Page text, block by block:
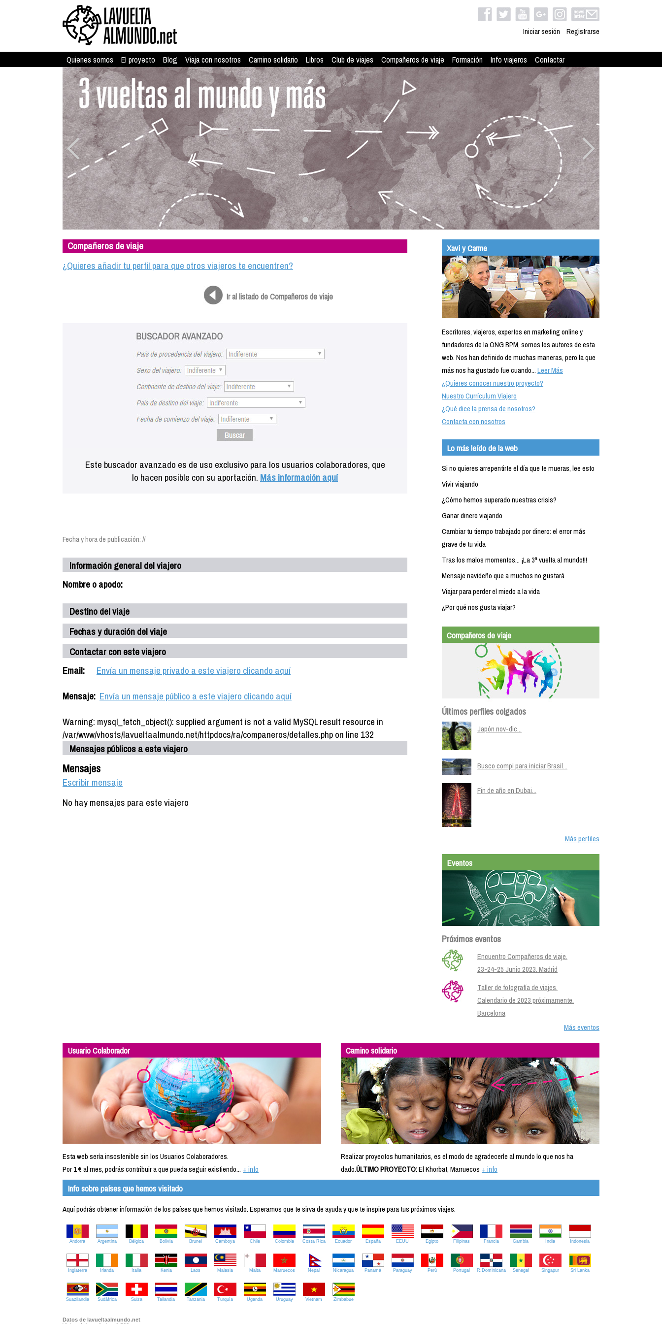
Iniciar sesión Registrarse
Quienes somos El proyecto Blog Viaja con nosotros Camino solidario Libros Club de viajes Compañeros de viaje Formación Info viajeros Contactar
Compañeros de viaje
¿Quieres añadir tu perfil para que otros viajeros te encuentren?
Ir al listado de Compañeros de viaje
Este buscador avanzado es de uso exclusivo para los usuarios colaboradores, que
lo hacen posible con su aportación. Más información aquí
Fecha y hora de publicación: //
Información general del viajero
Nombre o apodo:
Destino del viaje
Fechas y duración del viaje
Contactar con este viajero
Email:
Envía un mensaje privado a este viajero clicando aquí
Mensaje: Envía un mensaje público a este viajero clicando aquí
Warning: mysql_fetch_object(): supplied argument is not a valid MySQL result resource in
/var/www/vhosts/lavueltaalmundo.net/httpdocs/ra/companeros/detalles.php on line 132
Mensajes públicos a este viajero
Mensajes
Escribir mensaje
No hay mensajes para este viajero
Xavi y Carme
Escritores, viajeros, expertos en marketing online y
fundadores de la ONG BPM, somos los autores de esta
web. Nos han definido de muchas maneras, pero la que
más nos ha gustado fue cuando...Leer Más
¿Quieres conocer nuestro proyecto?
Nuestro Currículum Viajero
¿Qué dice la prensa de nosotros?
Contacta con nosotros
Lo más leído de la web
Si no quieres arrepentirte el día que te mueras, lee esto
Vivir viajando
¿Cómo hemos superado nuestras crisis?
Ganar dinero viajando
Cambiar tu tiempo trabajado por dinero: el error más
grave de tu vida
Tras los malos momentos... ¡La 3ª vuelta al mundo!!!
Mensaje navideño que a muchos no gustará
Viajar para perder el miedo a la vida
¿Por qué nos gusta viajar?
Compañeros de viaje
Últimos perfiles colgados
Japón nov-dic...
Busco compi para iniciar Brasil...
Fin de año en Dubai...
Más perfiles
Eventos
Próximos eventos
Encuentro Compañeros de viaje.
23-24-25 Junio 2023. Madrid
Taller de fotografía de viajes.
Calendario de 2023 próximamente.
Barcelona
Más eventos
Usuario Colaborador
Esta web sería insostenible sin los Usuarios Colaboradores.
Por 1 € al mes, podrás contribuir a que pueda seguir existiendo... + info
Camino solidario
Realizar proyectos humanitarios, es el modo de agradecerle al mundo lo que nos ha
dado.ÚLTIMO PROYECTO:El Khorbat, Marruecos + info
Info sobre países que hemos visitado
Aquí podrás obtener información de los países que hemos visitado. Esperamos que te sirva de ayuda y que te inspire para tus próximos viajes.
Andorra Argentina Bélgica Bolivia Brunei Camboya Chile Colombia Costa Rica Ecuador España EEUU Egipto Filipinas Francia Gambia India Indonesia
Inglaterra Irlanda Italia Kenia Laos Malasia Malta Marruecos Nepal Nicaragua Panamá Paraguay Perú Portugal R.Dominicana Senegal Singapur Sri Lanka
Suazilandia Sudáfrica Suiza Tailandia Tanzania Turquía Uganda Uruguay Vietnam Zimbabue
Datos de lavueltaalmundo.net